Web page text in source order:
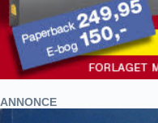
ANNONCE